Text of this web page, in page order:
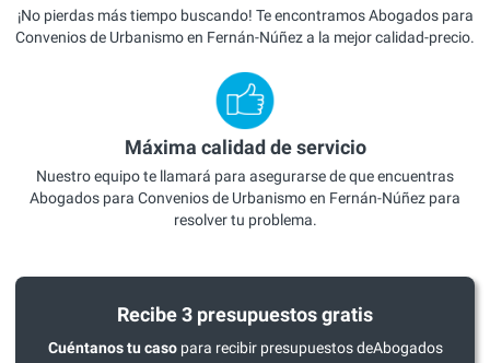
¡No pierdas más tiempo buscando! Te encontramos Abogados para
Convenios de Urbanismo en Fernán-Núñez a la mejor calidad-precio.
Máxima calidad de servicio
Nuestro equipo te llamará para asegurarse de que encuentras
Abogados para Convenios de Urbanismo en Fernán-Núñez para
resolver tu problema.
Recibe 3 presupuestos gratis
Cuéntanos tu casopara recibir presupuestos deAbogados